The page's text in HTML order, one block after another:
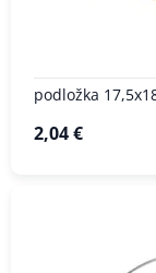
podložka
2,04 €